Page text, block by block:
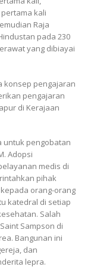
kali
Raja
pada 230
yang dibiayai
konsep pengajaran
pengajaran
di Kerajaan
untuk pengobatan
Adopsi
medis di
pihak
orang-orang
katedral di setiap
Salah
Sampson di
Bangunan ini
dan
lepra.